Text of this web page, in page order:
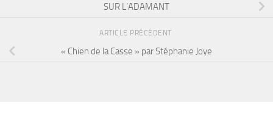
SUR L’ADAMANT
ARTICLE PRÉCÉDENT
« Chien de la Casse » par Stéphanie Joye